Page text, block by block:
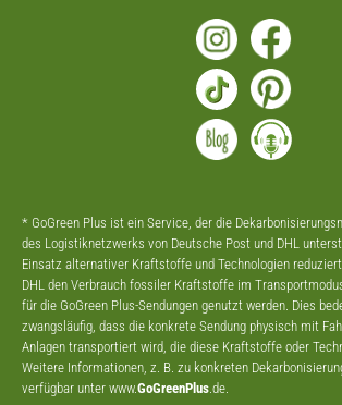
* GoGreen Plus ist ein Service, der die
des Logistiknetzwerks von Deutsche Post und DHL
Einsatz alternativer Kraftstoffe und Technologien
DHL den Verbrauch fossiler Kraftstoffe im
für die GoGreen Plus-Sendungen genutzt werden. Dies
zwangsläufig, dass die konkrete Sendung physisch mit
Anlagen transportiert wird, die diese Kraftstoffe oder
Weitere Informationen, z. B. zu konkreten
verfügbar unter www.GoGreenPlus .de.